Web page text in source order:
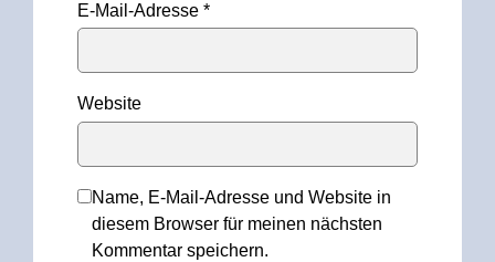
E-Mail-Adresse *
Website
Name, E-Mail-Adresse und Website in
diesem Browser für meinen nächsten
Kommentar speichern.